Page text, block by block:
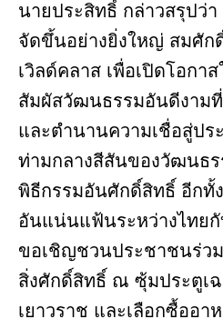
นายประสิทธิ์ กล่าวสรุปว่า
จัดขึ้นอย่างยิ่งใหญ่ สมศัก
เวิลด์คลาส เพื่อเปิดโอกา
สัมผัสวัฒนธรรมอันดีงามที่
และตำนานความเชื่อสู่ปร
ท่ามกลางสีสันของวัฒนธ
พิธีกรรมอันศักดิ์สิทธิ์ อีกทั้
อันแน่นแฟ้นระหว่างไทย
ขอเชิญชวนประชาชนร่ว
สิ่งศักดิ์สิทธิ์ ณ ซุ้มประตูเฉ
เยาวราช และเลือกซื้ออา